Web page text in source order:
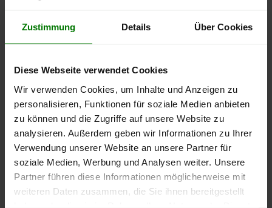
Zustimmung Details Über Cookies
Diese Webseite verwendet Cookies
Wir verwenden Cookies, um Inhalte und Anzeigen zu
personalisieren, Funktionen für soziale Medien anbieten
zu können und die Zugriffe auf unsere Website zu
analysieren. Außerdem geben wir Informationen zu Ihrer
Verwendung unserer Website an unsere Partner für
soziale Medien, Werbung und Analysen weiter. Unsere
Partner führen diese Informationen möglicherweise mit
weiteren Daten zusammen, die Sie ihnen bereitgestellt
2025
2026
2026
250 €
300 €
Die aktuelle Preisentwicklung für Holzpellets in Deutschland
können Sie jederzeit auf unsererPelletspreise-Seite